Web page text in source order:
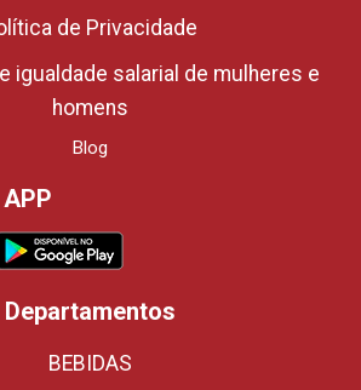
de Privacidade
igualdade salarial de mulheres e
homens
Blog
Departamentos
BEBIDAS